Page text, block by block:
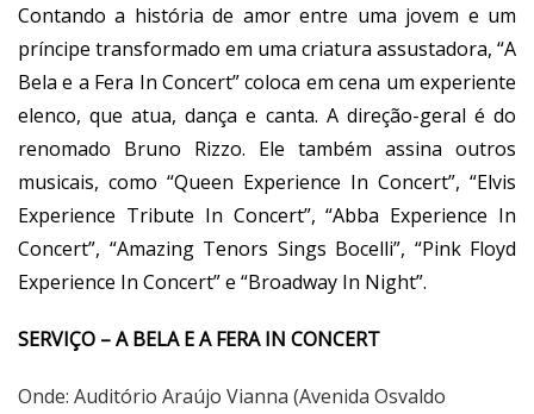
Contando a história de amor entre uma jovem e um
príncipe transformado em uma criatura assustadora, “A
Bela e a Fera In Concert” coloca em cena um experiente
elenco, que atua, dança e canta. A direção-geral é do
renomado Bruno Rizzo. Ele também assina outros
musicais, como “Queen Experience In Concert”, “Elvis
Experience Tribute In Concert”, “Abba Experience In
Concert”, “Amazing Tenors Sings Bocelli”, “Pink Floyd
Experience In Concert” e “Broadway In Night”.
SERVIÇO – A BELA E A FERA IN CONCERT
Onde: Auditório Araújo Vianna (Avenida Osvaldo